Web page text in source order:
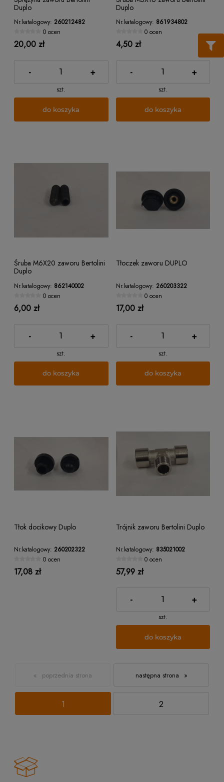
Duplo
Nr.katalogowy: 260212482
0 ocen
20,00 zł
- +
szt.
do koszyka
Duplo
Nr.katalogowy: 861934802
0 ocen
4,50 zł
- +
szt.
do koszyka
Śruba M6X20 zaworu Bertolini
Duplo
Nr.katalogowy: 862140002
0 ocen
6,00 zł
- +
szt.
do koszyka
Tłoczek zaworu DUPLO
Nr.katalogowy: 260203322
0 ocen
17,00 zł
- +
szt.
do koszyka
Tłok docikowy Duplo
Nr.katalogowy: 260202322
0 ocen
17,08 zł
Trójnik zaworu Bertolini Duplo
Nr.katalogowy: 835021002
0 ocen
57,99 zł
- +
szt.
do koszyka
«
1 2
»